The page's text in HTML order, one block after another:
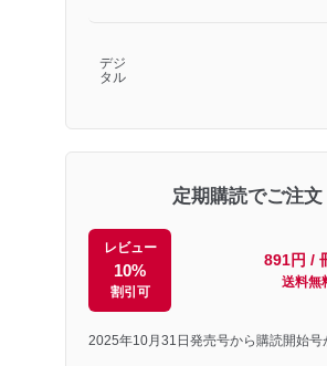
デジ
タル
定期購読でご注文
レビュー
10%
割引可
891円 /
送料無
2025年10月31日発売号から購読開始号